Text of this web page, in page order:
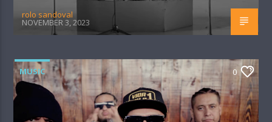
rolo sandoval
NOVEMBER 3, 2023
MUSIC 0